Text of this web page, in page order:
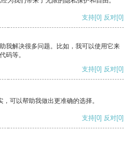
支持[0] 反对[0]
我解决很多问题。比如，我可以使用它来
码等。
支持[0] 反对[0]
可以帮助我做出更准确的选择。
支持[0] 反对[0]